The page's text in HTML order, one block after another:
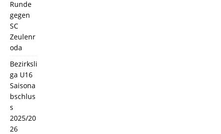
Runde
gegen
SC
Zeulenr
oda
Bezirksli
ga U16
Saisona
bschlus
s
2025/20
26